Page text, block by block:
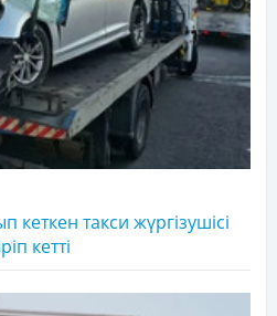
такси жүргізушісі
кетті